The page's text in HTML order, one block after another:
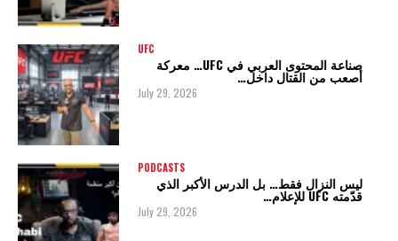
UFC
صناعة المحتوى العربي في UFC… معركة
أصعب من القتال داخل…
July 29, 2026
PODCASTS
ليس النزال فقط… بل الدرس الأكبر الذي
قدّمته UFC للإعلام…
July 29, 2026